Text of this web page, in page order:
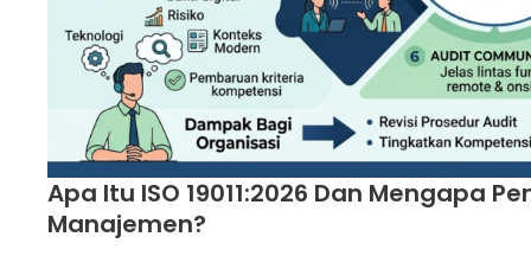
Apa Itu ISO 19011:2026 Dan Mengapa
Manajemen?